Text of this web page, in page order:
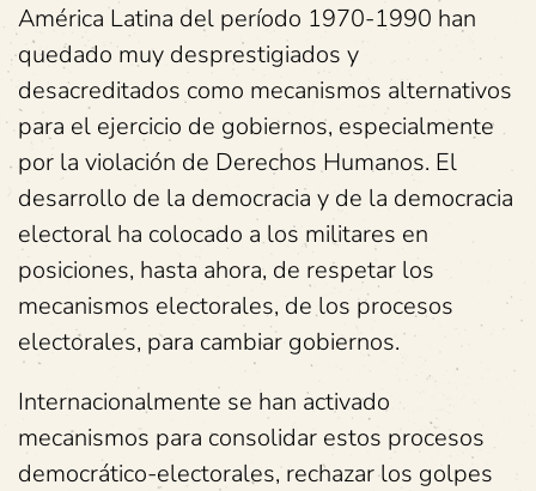
América Latina del período 1970-1990 han
quedado muy desprestigiados y
desacreditados como mecanismos alternativos
para el ejercicio de gobiernos, especialmente
por la violación de Derechos Humanos. El
desarrollo de la democracia y de la democracia
electoral ha colocado a los militares en
posiciones, hasta ahora, de respetar los
mecanismos electorales, de los procesos
electorales, para cambiar gobiernos.
Internacionalmente se han activado
mecanismos para consolidar estos procesos
democrático-electorales, rechazar los golpes